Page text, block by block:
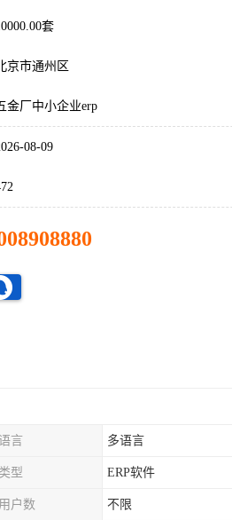
套
京市通州区
金厂中小企业erp
08-09
言 多语言
型 ERP软件
户数 不限